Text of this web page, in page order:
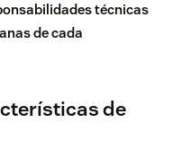
técnicas
de cada
de